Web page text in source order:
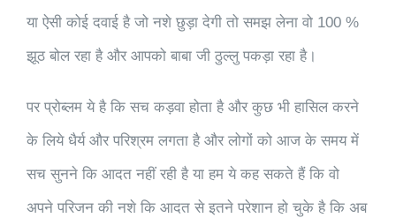
या ऐसी कोई दवाई है जो नशे छुड़ा देगी तो समझ लेना वो 100 %
झूठ बोल रहा है और आपको बाबा जी ठुल्लु पकड़ा रहा है।
पर प्रोब्लम ये है कि सच कड़वा होता है और कुछ भी हासिल करने
के लिये धैर्य और परिश्रम लगता है और लोगों को आज के समय में
सच सुनने कि आदत नहीं रही है या हम ये कह सकते हैं कि वो
अपने परिजन की नशे कि आदत से इतने परेशान हो चुके है कि अब